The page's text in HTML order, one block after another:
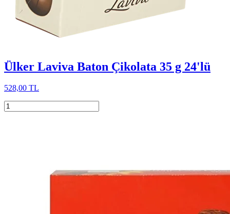
Ülker Laviva Baton Çikolata 35 g 24'lü
528,00 TL